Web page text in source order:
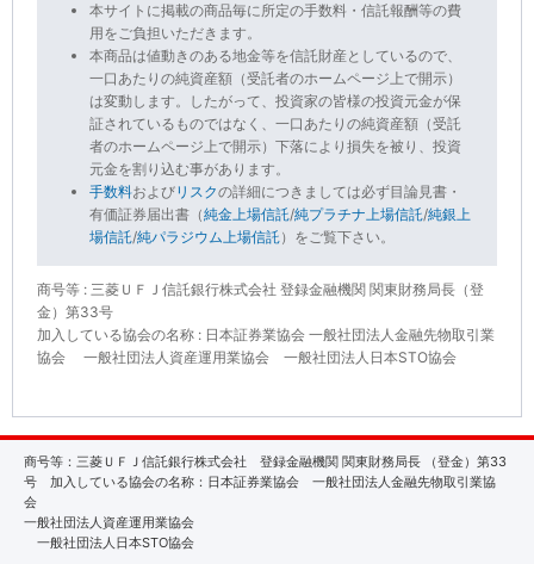
本サイトに掲載の商品毎に所定の手数料・信託報酬等の費
用をご負担いただきます。
本商品は値動きのある地金等を信託財産としているので、
一口あたりの純資産額（受託者のホームページ上で開示）
は変動します。したがって、投資家の皆様の投資元金が保
証されているものではなく、一口あたりの純資産額（受託
者のホームページ上で開示）下落により損失を被り、投資
元金を割り込む事があります。
手数料およびリスクの詳細につきましては必ず目論見書・
有価証券届出書（純金上場信託/純プラチナ上場信託/純銀上
場信託/純パラジウム上場信託）をご覧下さい。
商号等 : 三菱ＵＦＪ信託銀行株式会社 登録金融機関 関東財務局長（登
金）第33号
加入している協会の名称 : 日本証券業協会 一般社団法人金融先物取引業
協会 一般社団法人資産運用業協会 一般社団法人日本STO協会
商号等：三菱ＵＦＪ信託銀行株式会社 登録金融機関 関東財務局長 （登金）第33
号 加入している協会の名称：日本証券業協会 一般社団法人金融先物取引業協
会
一般社団法人資産運用業協会
一般社団法人日本STO協会